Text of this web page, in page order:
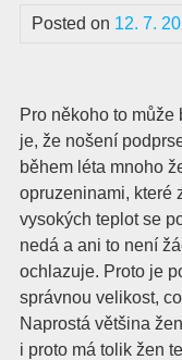
Posted on 12. 7.
Pro někoho to může
je, že nošení
během léta mnoho
opruzeninami, které
vysokých teplot se
nedá a ani to není
ochlazuje. Proto je
správnou velikost,
Naprostá většina
i proto má tolik žen